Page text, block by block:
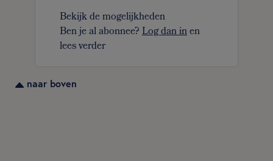
Bekijk de mogelijkheden
Ben je al abonnee?Log dan inen
lees verder
naar boven